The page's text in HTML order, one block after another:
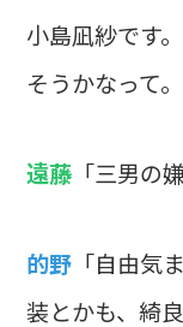
小島凪紗です
そうかなって
遠藤 「三男の
的野 「自由気
装とかも、綺